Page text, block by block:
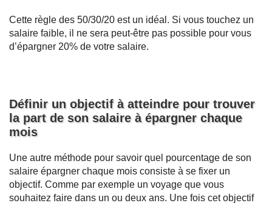
Cette règle des 50/30/20 est un idéal. Si vous touchez un
salaire faible, il ne sera peut-être pas possible pour vous
d’épargner 20% de votre salaire.
Définir un objectif à atteindre pour trouver
la part de son salaire à épargner chaque
mois
Une autre méthode pour savoir quel pourcentage de son
salaire épargner chaque mois consiste à se fixer un
objectif. Comme par exemple un voyage que vous
souhaitez faire dans un ou deux ans. Une fois cet objectif